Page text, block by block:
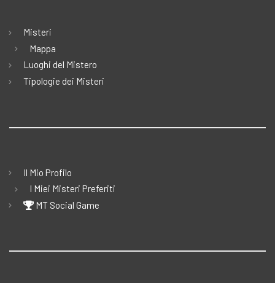
Misteri
Mappa
Luoghi del Mistero
Tipologie dei Misteri
Il Mio Profilo
I Miei Misteri Preferiti
MT Social Game